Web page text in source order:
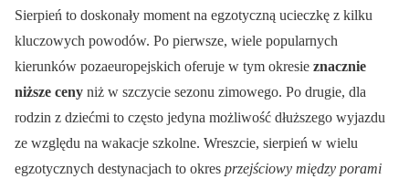
Sierpień to doskonały moment na egzotyczną ucieczkę z kilku
kluczowych powodów. Po pierwsze, wiele popularnych
kierunków pozaeuropejskich oferuje w tym okresie znacznie
niższe ceny niż w szczycie sezonu zimowego. Po drugie, dla
rodzin z dziećmi to często jedyna możliwość dłuższego wyjazdu
ze względu na wakacje szkolne. Wreszcie, sierpień w wielu
egzotycznych destynacjach to okres przejściowy między porami